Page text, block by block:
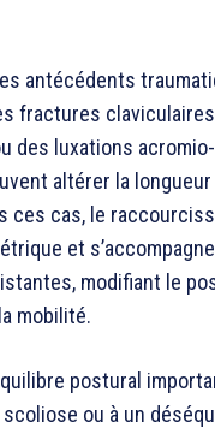
antécédents
fractures
des luxations
altérer la
ces cas, le
et
modifiant le
mobilité.
postural
ou à un